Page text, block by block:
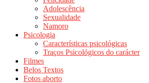
Adolescência
Sexualidade
Namoro
Psicologia
Características psicológicas
Traços Psicológicos do carácter
Filmes
Belos Textos
Fotos aborto